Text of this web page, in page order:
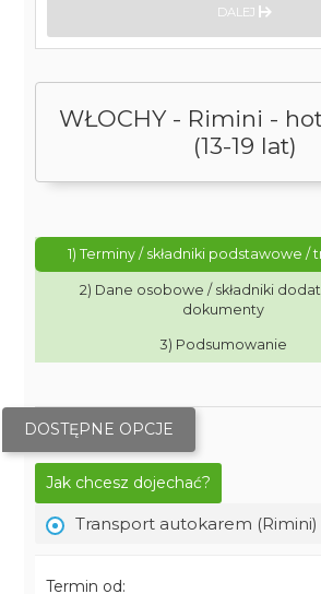
WŁOCHY - Rimini -
(13-19 lat)
1) Terminy / składniki podstawowe /
2) Dane osobowe / składniki
dokumenty
3) Podsumowanie
DOSTĘPNE OPCJE
Jak chcesz dojechać?
Transport autokarem (Rimini)
Termin od:
DALEJ